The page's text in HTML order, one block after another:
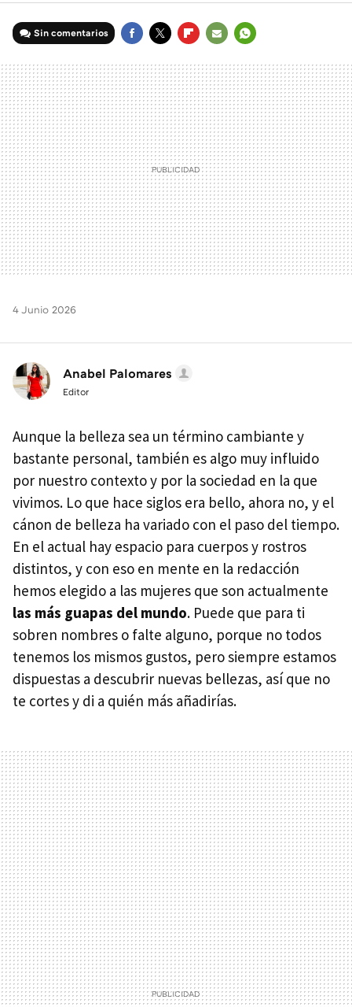
Sin comentarios
MAIL
4 Junio 2026
Anabel Palomares
Editor
Aunque la belleza sea un término cambiante y
bastante personal, también es algo muy influido
por nuestro contexto y por la sociedad en la que
vivimos. Lo que hace siglos era bello, ahora no, y el
cánon de belleza ha variado con el paso del tiempo.
En el actual hay espacio para cuerpos y rostros
distintos, y con eso en mente en la redacción
hemos elegido a las mujeres que son actualmente
las más guapas del mundo. Puede que para ti
sobren nombres o falte alguno, porque no todos
tenemos los mismos gustos, pero siempre estamos
dispuestas a descubrir nuevas bellezas, así que no
te cortes y di a quién más añadirías.